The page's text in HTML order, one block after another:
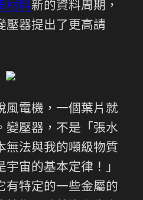
材料新的資料周期，
壓器提出了更高請
風電機，一個葉片就
變壓器，不是「張水
無法與我的噸級物質
宙的基本定律！」
有特定的一些金屬的